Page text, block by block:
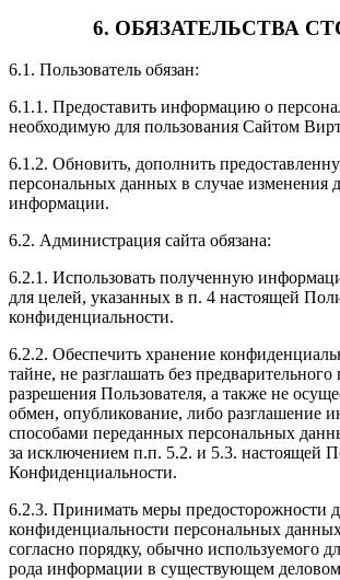
6. ОБЯЗАТЕЛЬСТВА
6.1. Пользователь обязан:
6.1.1. Предоставить информацию о
необходимую для пользования Сайтом
6.1.2. Обновить, дополнить
персональных данных в случае изменения
информации.
6.2. Администрация сайта обязана:
6.2.1. Использовать полученную
для целей, указанных в п. 4 настоящей
конфиденциальности.
6.2.2. Обеспечить хранение
тайне, не разглашать без
разрешения Пользователя, а также не
обмен, опубликование, либо разглашение
способами переданных персональных
за исключением п.п. 5.2. и 5.3. настоящей
Конфиденциальности.
6.2.3. Принимать меры предосторожности
конфиденциальности персональных
согласно порядку, обычно используемого
рода информации в существующем деловом